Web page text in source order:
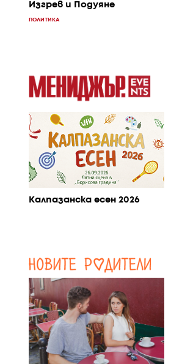
Изгрев и Подуяне
ПОЛИТИКА
Калпазанска есен 2026